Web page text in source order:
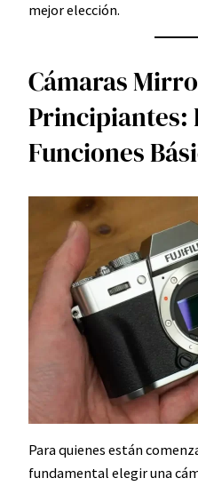
mejor elección.
Cámaras
Principiantes:
Funciones
Para quienes están
fundamental elegir una